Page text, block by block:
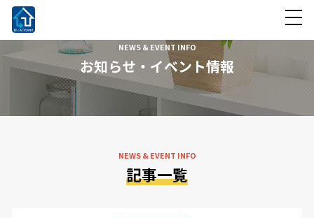
NEWS & EVENT INFO
お知らせ・イベント情報
NEWS & EVENT INFO
記事一覧